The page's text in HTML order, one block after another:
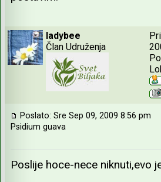
ladybee
Član Udruženja
Poslato: Sre Sep 09, 2009 8:56 pm
Psidium guava
Poslije hoce-nece niknuti,evo